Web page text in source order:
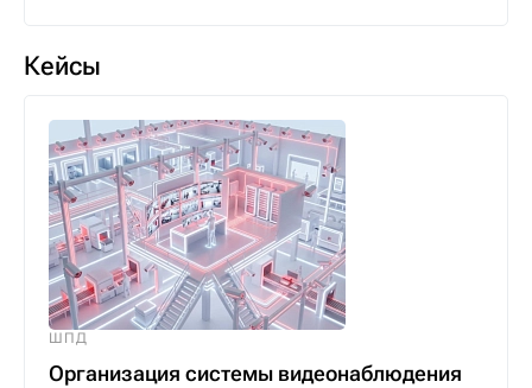
Кейсы
ШПД
Организация системы видеонаблюдения